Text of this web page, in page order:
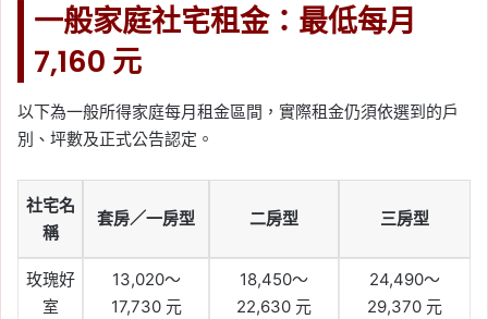
一般家庭社宅租金：最低每月
7,160 元
以下為一般所得家庭每月租金區間，實際租金仍須依選到的戶
別、坪數及正式公告認定。
社宅名
稱
套房／一房型 二房型 三房型
玫瑰好
室
13,020～
17,730 元
18,450～
22,630 元
24,490～
29,370 元